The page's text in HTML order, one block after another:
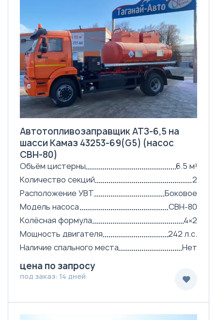
Автотопливозаправщик АТЗ-6,5 на
шасси Камаз 43253-69(G5) (насос
СВН-80)
Объём цистерны
6.5 м³
Количество секций
2
Расположение УВТ
Боковое
Модель насоса
СВН-80
Колёсная формула
4×2
Мощность двигателя
242 л.с.
Наличие спального места
Нет
цена по запросу
под заказ: 14 дней